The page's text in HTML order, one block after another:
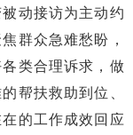
动接访为主动约
群众急难愁盼，
类合理诉求，做
帮扶救助到位、
的工作成效回应